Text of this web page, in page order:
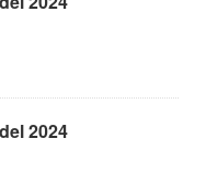
2024